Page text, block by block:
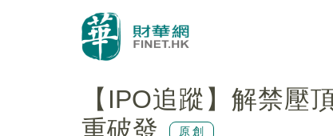
【IPO追蹤】解禁壓
重破發
原創